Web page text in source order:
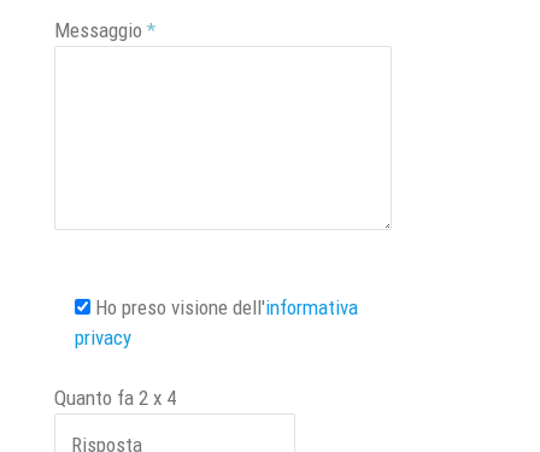
Messaggio *
Ho preso visione dell'informativa
privacy
Quanto fa 2 x 4